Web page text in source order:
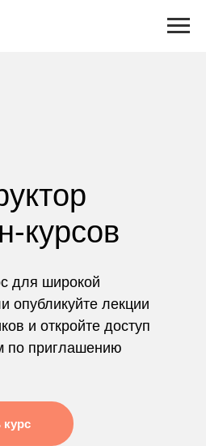
курсов
для широкой
опубликуйте лекции
и откройте доступ
по приглашению
курс